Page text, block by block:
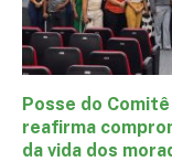
Posse do
reafirma
da vida dos